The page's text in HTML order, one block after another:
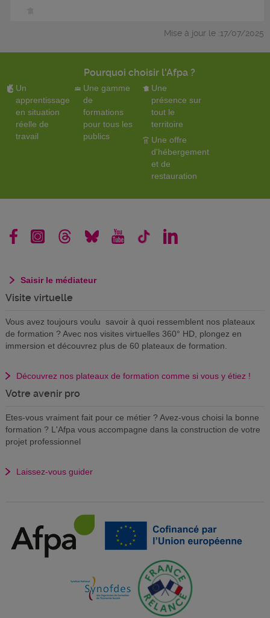
Mise à jour le :17/07/2025
Pourquoi choisir l'Afpa ?
Un
apprentissage
en situation
réelle de
travail
Une gamme
de
formations
pour tous les
publics
Une
présence sur
tout le
territoire
Une offre
d'hébergement
et de
restauration
Saisir le médiateur
Visite virtuelle
Vous avez toujours voulu savoir à quoi ressemblent nos plateaux
de formation ? Avec nos visites virtuelles 360° HD, plongez en
immersion et découvrez plus de 60 plateaux de formation.
Découvrez nos plateaux de formation comme si vous y étiez !
Votre avenir pro
Etes-vous vraiment fait pour ce métier ? Avez-vous choisi la bonne
formation ? L'Afpa vous accompagne dans la construction de votre
projet professionnel
Laissez-vous guider